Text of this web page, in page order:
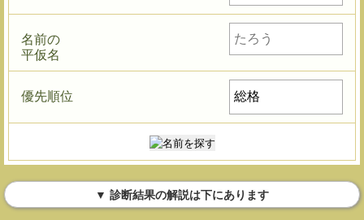
名前の
平仮名
優先順位
▼ 診断結果の解説は下にあります